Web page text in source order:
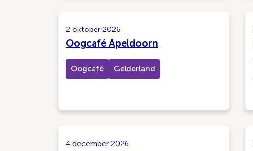
2 oktober 2026
Oogcafé Apeldoorn
Oogcafé Gelderland
4 december 2026